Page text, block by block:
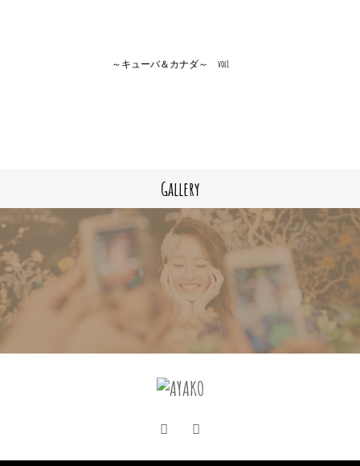
～キューバ＆カナダ～ vol1
Gallery